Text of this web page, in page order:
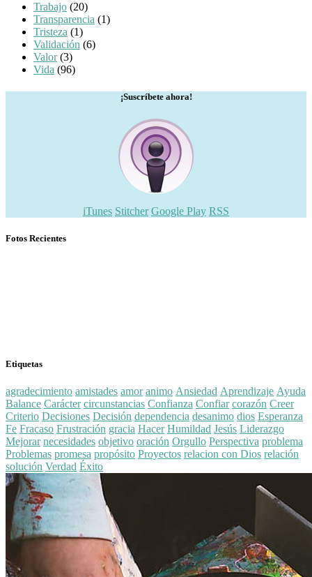
Trabajo (20)
Transparencia (1)
Tristeza (1)
Validación (6)
Valor(3)
Vida (96)
¡Suscríbete ahora!
iTunes Stitcher Google Play RSS
Fotos Recientes
Etiquetas
agradecimiento amistades amor animo Ansiedad Aprendizaje Ayuda
Balance Carácter circunstancias Confianza Confiar corazón Creer
Criterio Decisiones Decisión dependencia desanimo dios Esperanza
Fe Fracaso Frustración gracia Hacer Humildad Jesús Liderazgo
Mejorar necesidades objetivo oración Orgullo Perspectiva problema
Problemas promesa propósito Proyectos relacion con Dios relación
solución Verdad Éxito